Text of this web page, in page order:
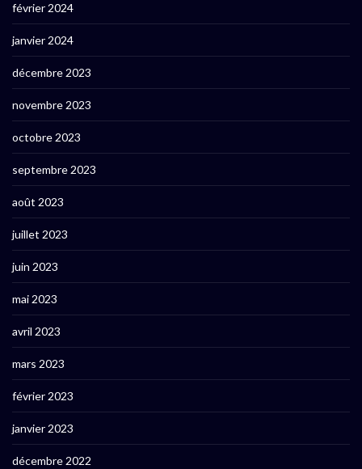
février 2024
janvier 2024
décembre 2023
novembre 2023
octobre 2023
septembre 2023
août 2023
juillet 2023
juin 2023
mai 2023
avril 2023
mars 2023
février 2023
janvier 2023
décembre 2022